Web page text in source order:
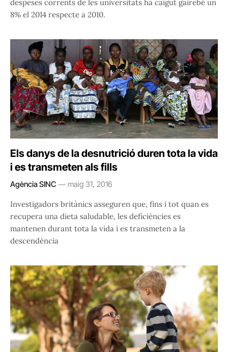
despeses corrents de les universitats ha caigut gairebé un
8% el 2014 respecte a 2010.
Els danys de la desnutrició duren tota la vida
i es transmeten als fills
Agència SINC maig 31, 2016
Investigadors britànics asseguren que, fins i tot quan es
recupera una dieta saludable, les deficiències es
mantenen durant tota la vida i es transmeten a la
descendència